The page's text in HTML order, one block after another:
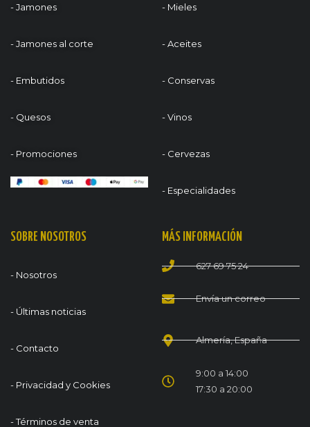
- Jamones
- Jamones al corte
- Embutidos
- Quesos
- Promociones
- Mieles
- Aceites
- Conservas
- Vinos
- Cervezas
- Especialidades
SOBRE NOSOTROS
- Nosotros
- Últimas noticias
- Contacto
- Privacidad y Cookies
- Términos de venta
MÁS INFORMACIÓN
627 69 75 24
Envía un correo
Almería, España
9:00 a 14:00
17:30 a 20:00